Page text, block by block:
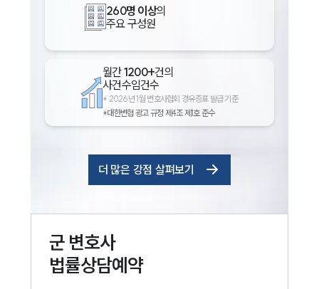
260명 이상의
주요 구성원
월간1200+건의
사건수임건수
* 2026년 1월 변호사협회 경유증표 발급 기준
*대한변협 광고 규정 제4조 제1호 준수
더 많은 강점 살펴보기
군변호사
법률상담예약